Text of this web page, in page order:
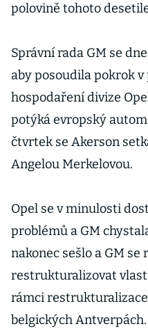
polovině tohoto
Správní rada GM se
aby posoudila pokrok
hospodaření divize
potýká evropský
čtvrtek se Akerson
Angelou Merkelovou.
Opel se v minulosti
problémů a GM
nakonec sešlo a GM se
restrukturalizovat
rámci
belgických Antverpách.